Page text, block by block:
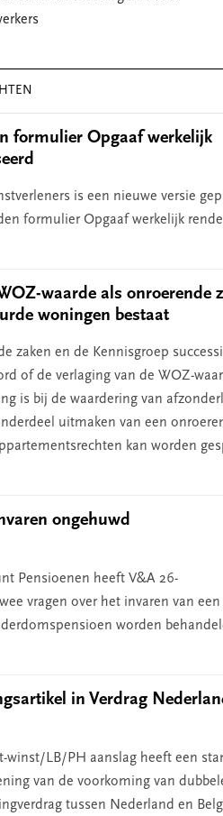
formulier Opgaaf werkelijk
is een nieuwe versie
formulier Opgaaf werkelijk
waarde als onroerende
woningen bestaat
zaken en de Kennisgroep
of de verlaging van de WOZ-
is bij de waardering van
uitmaken van een
kan worden
ongehuwd
Pensioenen heeft V&A 26-
vragen over het invaren van een
worden
in Verdrag
winst/LB/PH aanslag heeft een
van de voorkoming van
tussen Nederland en